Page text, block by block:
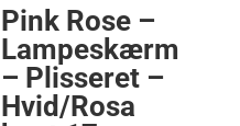
Pink Rose –
Lampeskærm
– Plisseret –
Hvid/Rosa